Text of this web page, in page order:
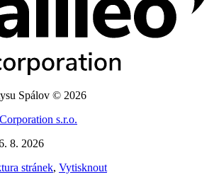
Spálov © 2026
s.r.o.
8. 2026
stránek, Vytisknout